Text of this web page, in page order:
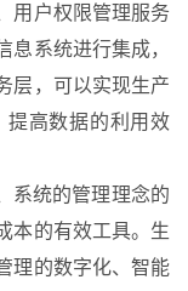
用户权限管理服务
系统进行集成，
层，可以实现生产
提高数据的利用效
系统的管理理念的
本的有效工具。生
理的数字化、智能